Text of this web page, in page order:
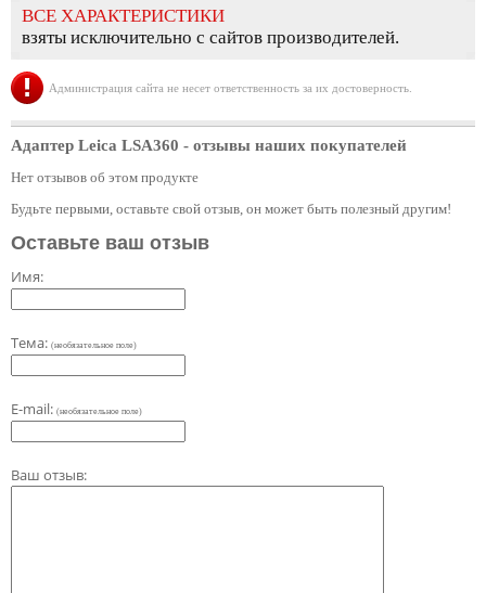
ВСЕ ХАРАКТЕРИСТИКИ
взяты исключительно с сайтов производителей.
Администрация сайта не несет ответственность за их достоверность.
Адаптер Leica LSA360 - отзывы наших покупателей
Нет отзывов об этом продукте
Будьте первыми, оставьте свой отзыв, он может быть полезный другим!
Оставьте ваш отзыв
Имя:
Тема: (необязательное поле)
E-mail: (необязательное поле)
Ваш отзыв: